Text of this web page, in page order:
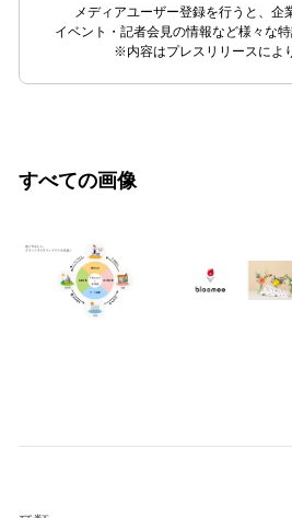
メディアユーザー登録を行うと、企
イベント・記者会見の情報など様々な
※内容はプレスリリースによ
すべての画像